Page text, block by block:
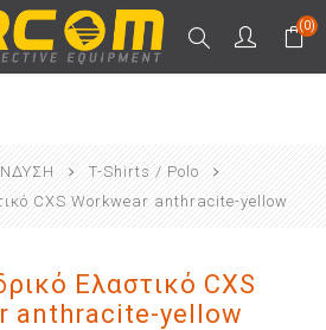
(0)
T-Shirts / Polo
CXS Workwear anthracite-yellow
Ελαστικό CXS
anthracite-yellow